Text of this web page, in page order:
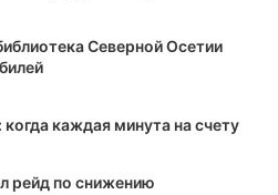
Северной Осетии
каждая минута на счету
рейд по снижению